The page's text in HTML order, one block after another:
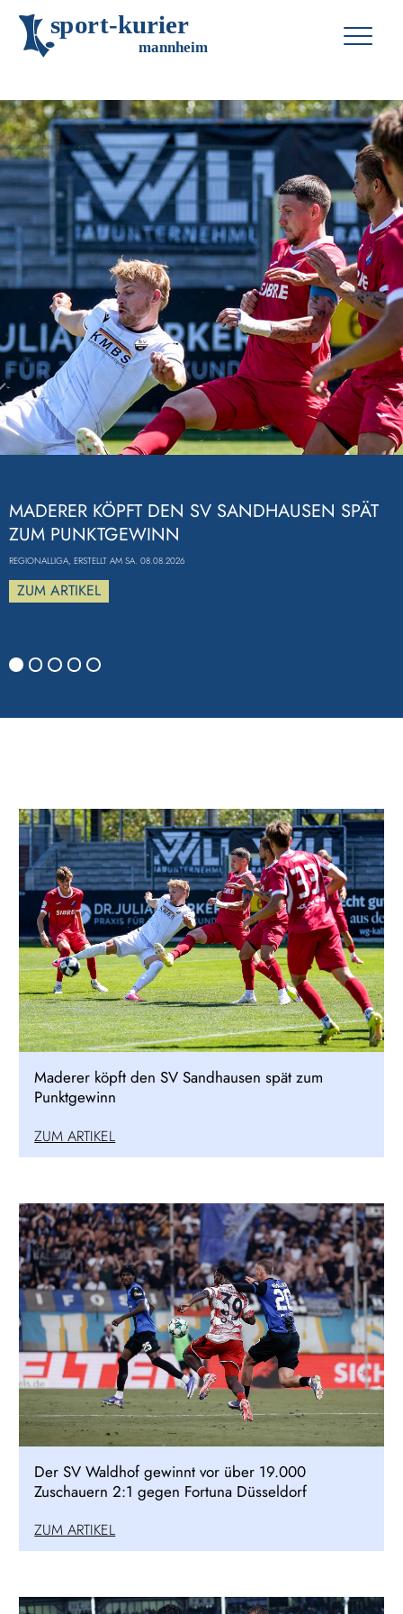
sport-kurier
mannheim
MADERER KÖPFT DEN SV SANDHAUSEN SPÄT
ZUM PUNKTGEWINN
REGIONALLIGA, ERSTELLT AM SA. 08.08.2026
ZUM ARTIKEL
Maderer köpft den SV Sandhausen spät zum
Punktgewinn
ZUM ARTIKEL
Der SV Waldhof gewinnt vor über 19.000
Zuschauern 2:1 gegen Fortuna Düsseldorf
ZUM ARTIKEL